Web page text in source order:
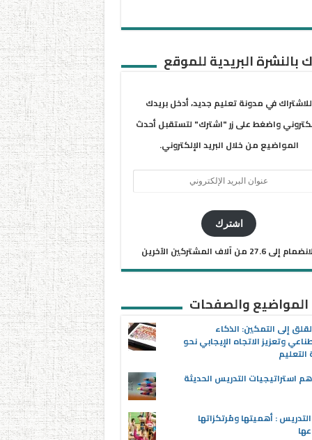
بالنشرة البريدية للموقع
للاشتراك في مدونة تعليم جديد، أدخل بريدك
واضغط على زر "اشترك" لتستقبل أحدث
المواضيع من خلال البريد الإلكتروني.
اشترك
إلى 27.6 من آلاف المشتركين الآخرين
المواضيع والصفحات
إلى التمكين: الذكاء
وتعزيز الاتجاه الإيجابي نحو
استراتيجيات التدريس الحديثة
: أهميتها ومُرتكزاتها